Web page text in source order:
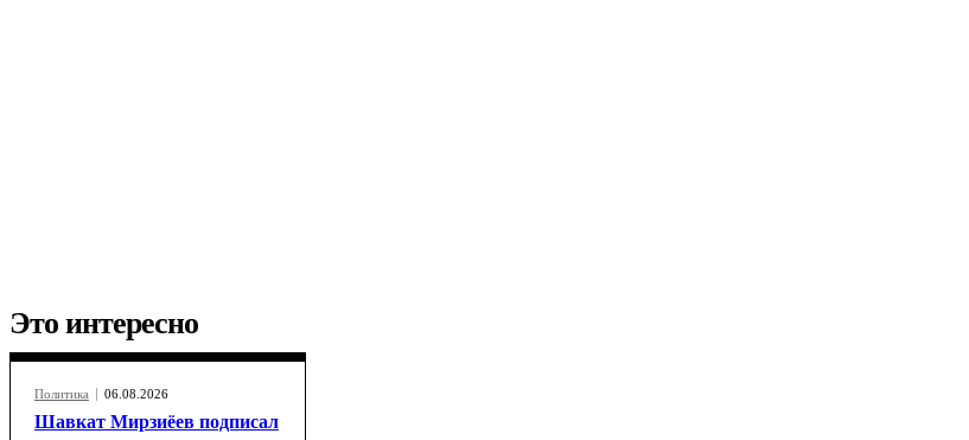
Это интересно
Политика 06.08.2026
Шавкат Мирзиёев подписал